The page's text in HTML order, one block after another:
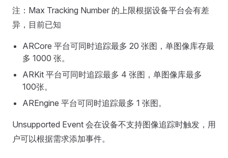
注：Max Tracking Number 的上限根据设备平台会有差
异，目前已知
ARCore 平台可同时追踪最多 20 张图，单图像库存最
多 1000 张。
ARKit 平台可同时追踪最多 4 张图，单图像库最多
100张。
AREngine 平台可同时追踪最多 1 张图。
Unsupported Event 会在设备不支持图像追踪时触发，用
户可以根据需求添加事件。